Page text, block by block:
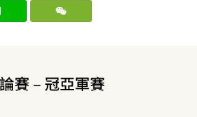
賽 – 冠亞軍賽